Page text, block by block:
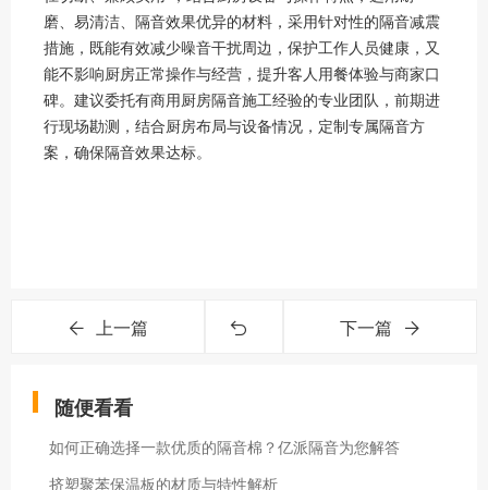
磨、易清洁、隔音效果优异的材料，采用针对性的隔音减震
措施，既能有效减少噪音干扰周边，保护工作人员健康，又
能不影响厨房正常操作与经营，提升客人用餐体验与商家口
碑。建议委托有商用厨房隔音施工经验的专业团队，前期进
行现场勘测，结合厨房布局与设备情况，定制专属隔音方
案，确保隔音效果达标。
上一篇 下一篇
随便看看
如何正确选择一款优质的隔音棉？亿派隔音为您解答
挤塑聚苯保温板的材质与特性解析